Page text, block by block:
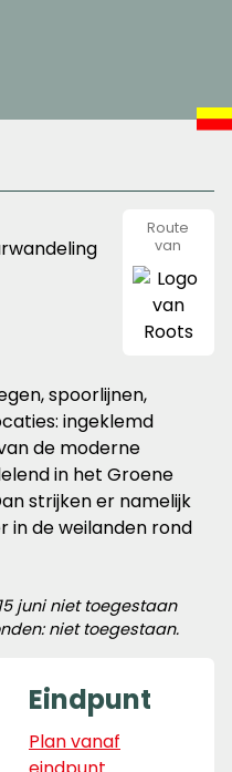
Route
van
spoorlijnen,
ingeklemd
de moderne
in het Groene
strijken er namelijk
in de weilanden rond
juni niet toegestaan
niet toegestaan.
Eindpunt
Plan vanaf